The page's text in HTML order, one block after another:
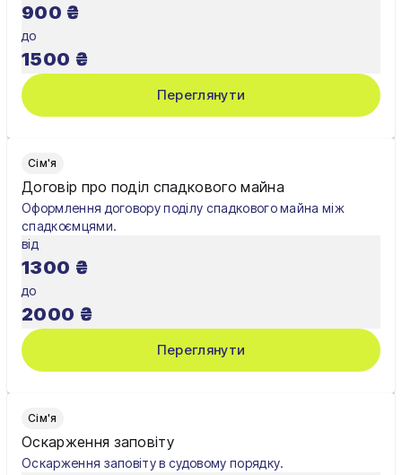
900 ₴
до
1500 ₴
Переглянути
Сім'я
Договір про поділ спадкового майна
Оформлення договору поділу спадкового майна між
спадкоємцями.
від
1300 ₴
до
2000 ₴
Переглянути
Сім'я
Оскарження заповіту
Оскарження заповіту в судовому порядку.